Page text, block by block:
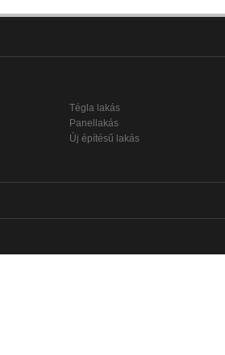
Tégla lakás
Panellakás
Új építésű lakás